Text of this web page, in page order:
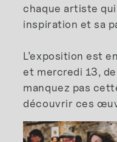
chaque artiste
inspiration et sa
L’exposition est
et mercredi 13, de
manquez pas
découvrir ces